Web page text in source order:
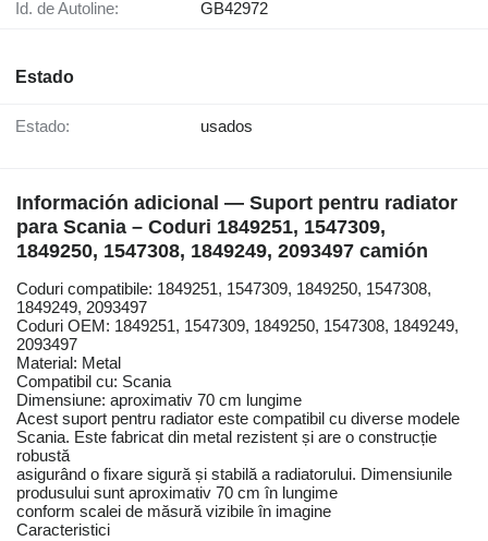
Id. de Autoline: GB42972
Estado
Estado: usados
Información adicional — Suport pentru radiator
para Scania – Coduri 1849251, 1547309,
1849250, 1547308, 1849249, 2093497 camión
Coduri compatibile: 1849251, 1547309, 1849250, 1547308,
1849249, 2093497
Coduri OEM: 1849251, 1547309, 1849250, 1547308, 1849249,
2093497
Material: Metal
Compatibil cu: Scania
Dimensiune: aproximativ 70 cm lungime
Acest suport pentru radiator este compatibil cu diverse modele
Scania. Este fabricat din metal rezistent și are o construcție
robustă
asigurând o fixare sigură și stabilă a radiatorului. Dimensiunile
produsului sunt aproximativ 70 cm în lungime
conform scalei de măsură vizibile în imagine
Caracteristici